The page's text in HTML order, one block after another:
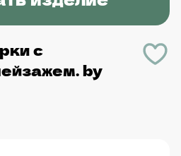
с
by